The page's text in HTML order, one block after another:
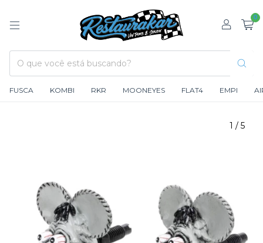
0
FUSCA KOMBI RKR MOONEYES FLAT4 EMPI
1 / 5